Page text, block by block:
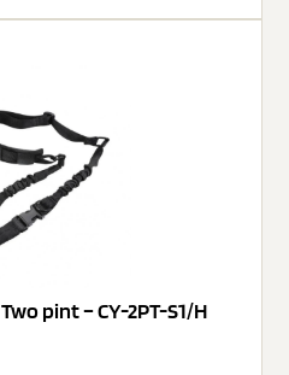
pint – CY-2PT-S1/H